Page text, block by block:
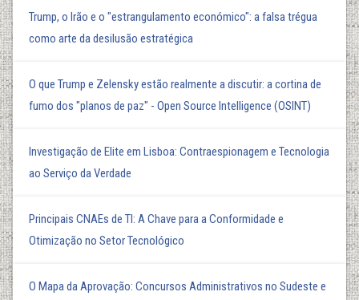
Trump, o Irão e o "estrangulamento económico": a falsa trégua
como arte da desilusão estratégica
O que Trump e Zelensky estão realmente a discutir: a cortina de
fumo dos "planos de paz" - Open Source Intelligence (OSINT)
Investigação de Elite em Lisboa: Contraespionagem e Tecnologia
ao Serviço da Verdade
Principais CNAEs de TI: A Chave para a Conformidade e
Otimização no Setor Tecnológico
O Mapa da Aprovação: Concursos Administrativos no Sudeste e